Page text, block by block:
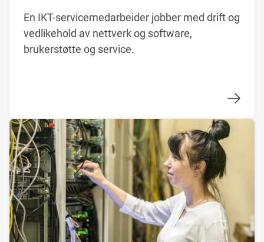
En IKT-servicemedarbeider jobber med drift og
vedlikehold av nettverk og software,
brukerstøtte og service.